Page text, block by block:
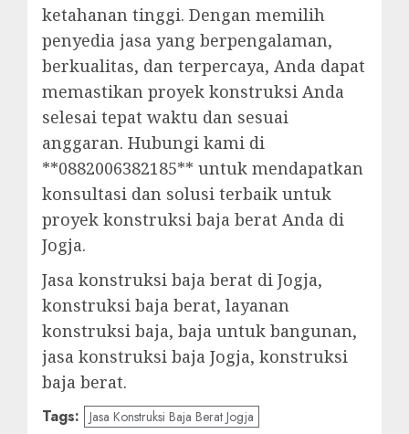
ketahanan tinggi. Dengan memilih
penyedia jasa yang berpengalaman,
berkualitas, dan terpercaya, Anda dapat
memastikan proyek konstruksi Anda
selesai tepat waktu dan sesuai
anggaran. Hubungi kami di
**0882006382185** untuk mendapatkan
konsultasi dan solusi terbaik untuk
proyek konstruksi baja berat Anda di
Jogja.
Jasa konstruksi baja berat di Jogja,
konstruksi baja berat, layanan
konstruksi baja, baja untuk bangunan,
jasa konstruksi baja Jogja, konstruksi
baja berat.
Tags: Jasa Konstruksi Baja Berat Jogja